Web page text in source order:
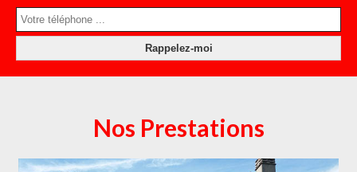
Nos Prestations